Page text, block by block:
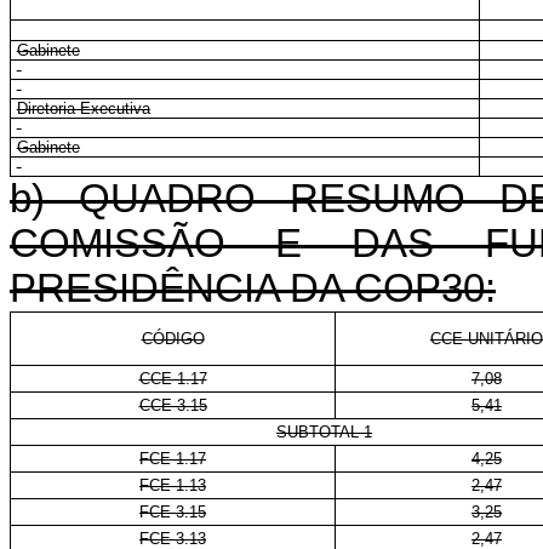
Gabinete
Diretoria-Executiva
Gabinete
b) QUADRO RESUMO
COMISSÃO E DAS
PRESIDÊNCIA DA COP30:
CÓDIGO CCE-UNITÁRIO
CCE 1.17
7,08
CCE 3.15
5,41
SUBTOTAL 1
FCE 1.17
4,25
FCE 1.13
2,47
FCE 3.15
3,25
FCE 3.13
2,47